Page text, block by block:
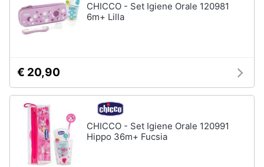
CHICCO - Set Igiene Orale 120981
6m+ Lilla
€ 20,90
CHICCO - Set Igiene Orale 120991
Hippo 36m+ Fucsia